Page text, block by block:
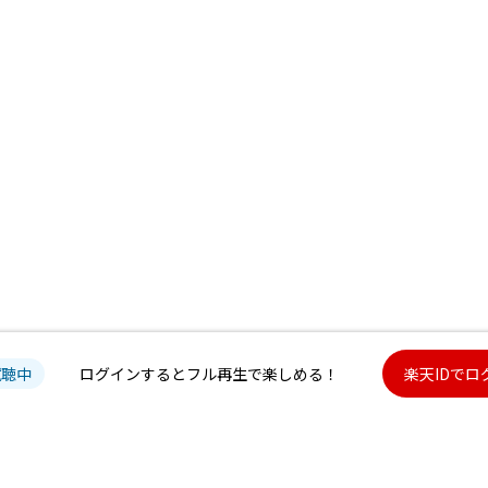
中 ログインするとフル再生で楽しめる！ 楽天IDでロ